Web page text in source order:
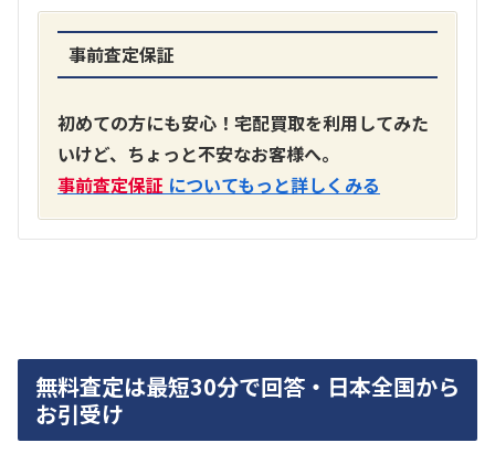
事前査定保証
初めての方にも安心！宅配買取を利用してみた
いけど、ちょっと不安なお客様へ。
事前査定保証 についてもっと詳しくみる
無料査定は最短30分で回答・日本全国から
お引受け